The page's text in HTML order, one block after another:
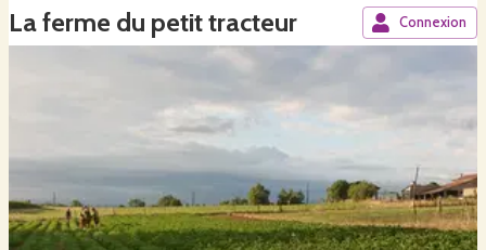
La ferme du petit tracteur Connexion